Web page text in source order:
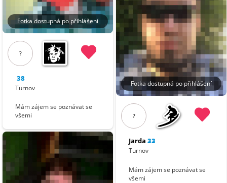
Fotka dostupná po přihlášení
?
38
Turnov
Mám zájem se poznávat se
všemi
Fotka dostupná po přihlášení
?
Jarda 33
Turnov
Mám zájem se poznávat se
všemi